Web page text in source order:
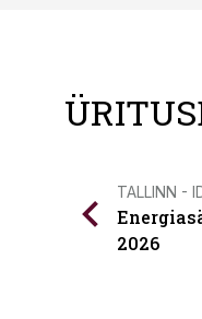
TALLINN -
2026